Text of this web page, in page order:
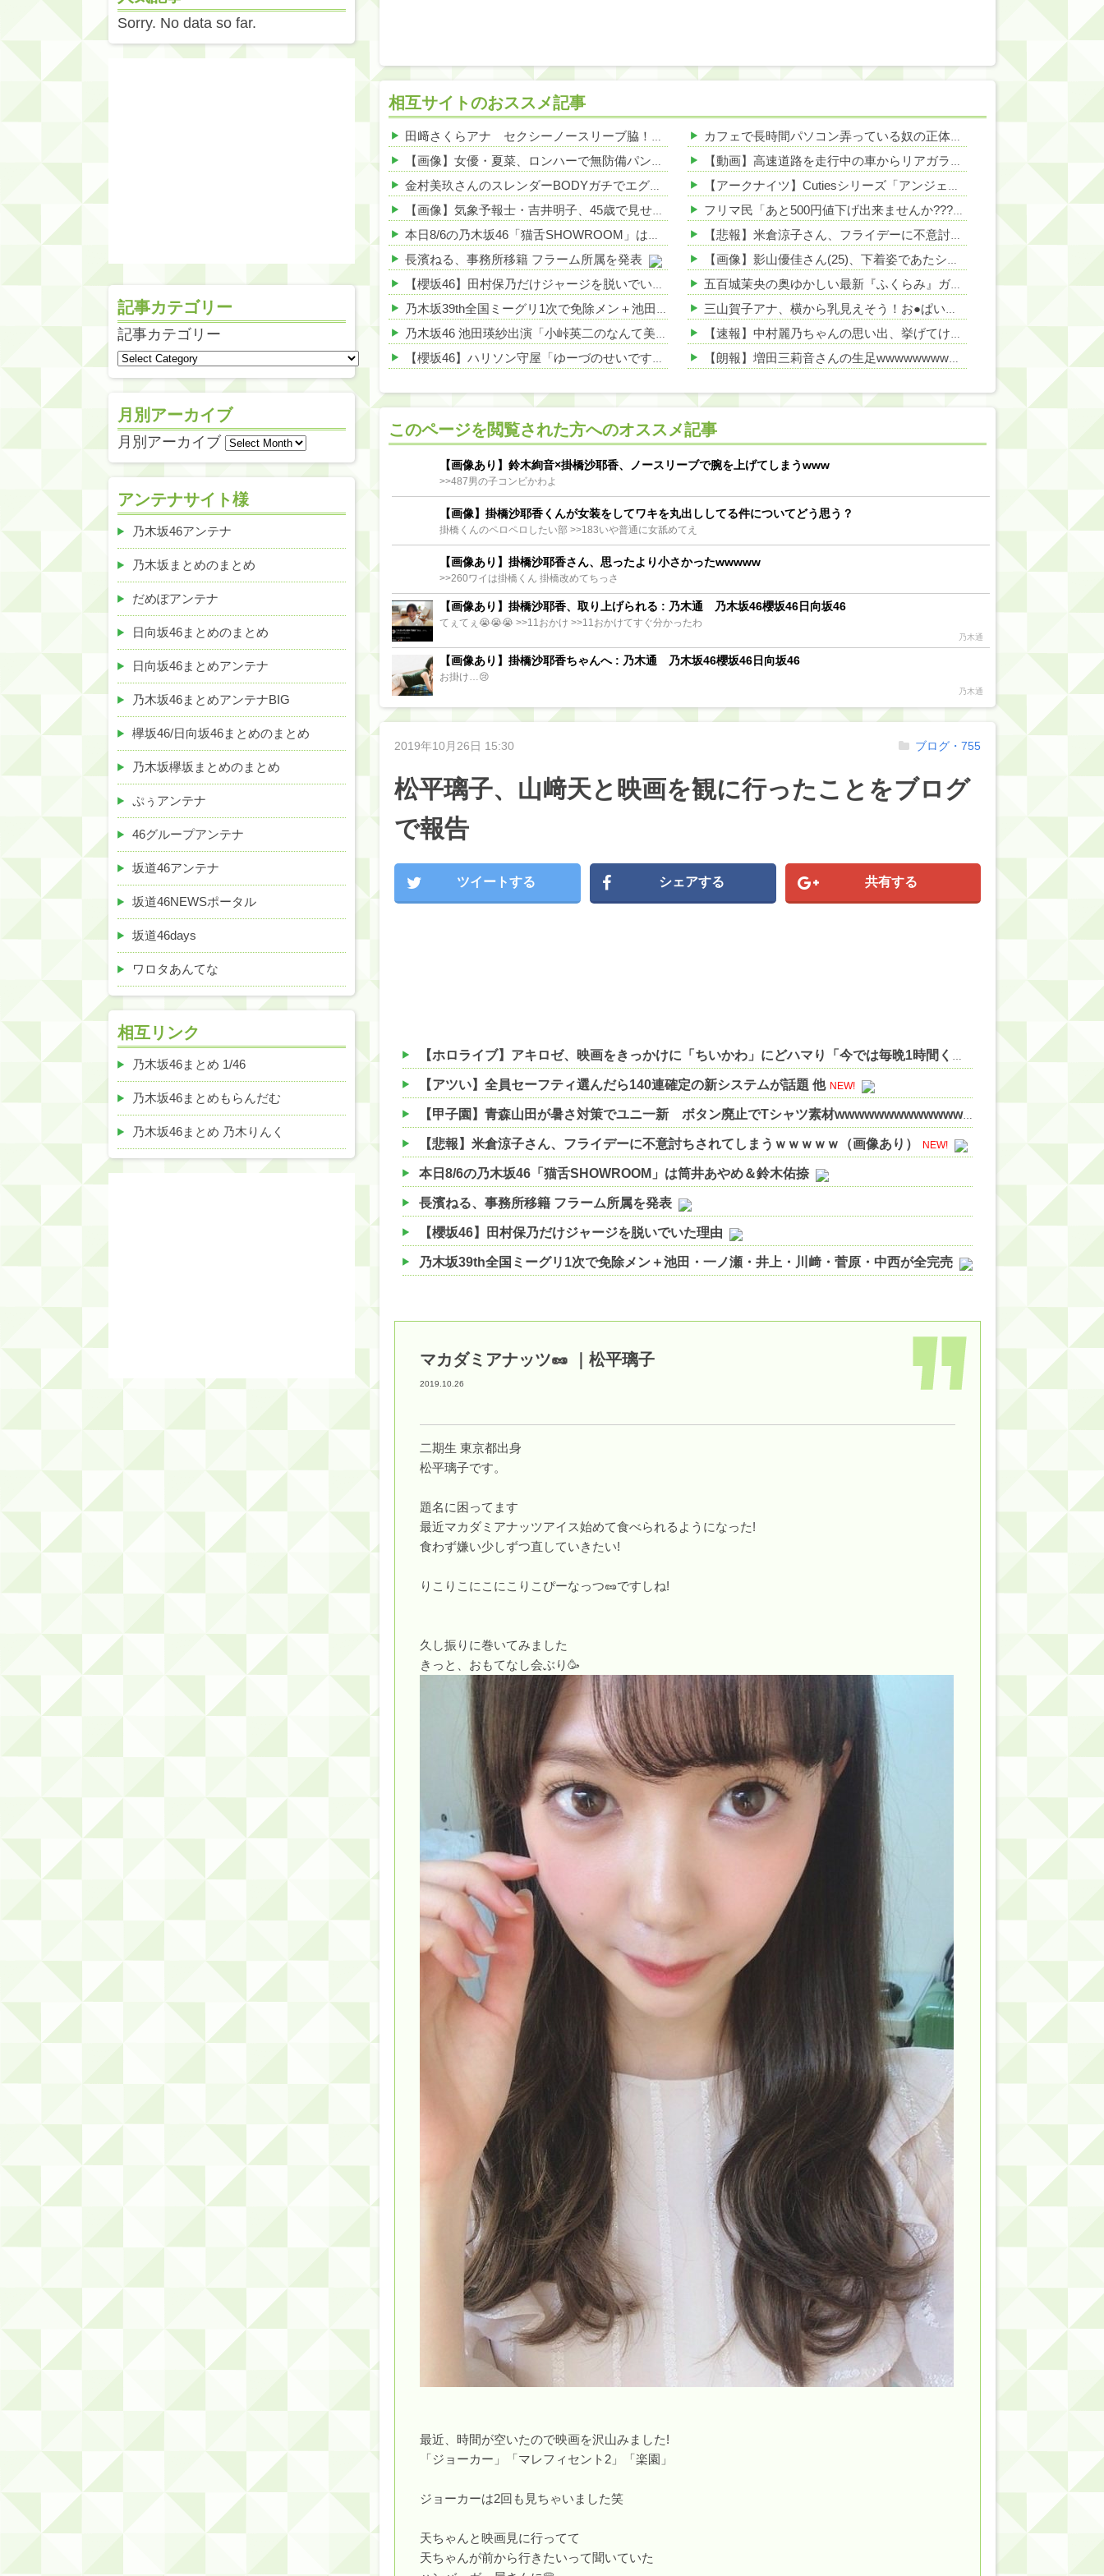
相互サイトのおススメ記事
田﨑さくらアナ セクシーノースリーブ脇！！ 他 NEW!
【画像】女優・夏菜、ロンハーで無防備パンチラ 他 NEW!
金村美玖さんのスレンダーBODYガチでエグいって・・・ガチでエグいって・・・ 他 NEW!
【画像】気象予報士・吉井明子、45歳で見せたビキニ姿がHすぎる 他 NEW!
本日8/6の乃木坂46「猫舌SHOWROOM」は筒井あやめ＆鈴木佑捺
長濱ねる、事務所移籍 フラーム所属を発表
【櫻坂46】田村保乃だけジャージを脱いでいた理由
乃木坂39th全国ミーグリ1次で免除メン＋池田・一ノ瀬・井上・川﨑・菅原・中西が全完売
乃木坂46 池田瑛紗出演「小峠英二のなんて美だ！」テーマ：徳川家康【2025.8.5 24:00〜 TOKYO MX】
【櫻坂46】ハリソン守屋「ゆーづのせいです」【ラヴィット!】
【日向坂46】この月、何かあるのか！？『お願いバッハ！』ミーグリ日程がこちら
Powered by livedoor 相互RSS
カフェで長時間パソコン弄っている奴の正体NEW!
【動画】高速道路を走行中の車からリアガラスが飛んでくる事故(ﾟoﾟ)
【アークナイツ】Cutiesシリーズ「アンジェリーナ」「テキーラ」デフォルメフィギュア【予約開始】
フリマ民「あと500円値下げ出来ませんか????」ワイ「ほ～い購入ｗ」
【悲報】米倉涼子さん、フライデーに不意討ちされてしまうｗｗｗｗｗ（画像あり）
【画像】影山優佳さん(25)、下着姿であたシコが止まらない
五百城茉央の奥ゆかしい最新『ふくらみ』ガチでエグいってwwwwwww
三山賀子アナ、横から乳見えそう！お●ぱい過ぎてボタン弾け飛びそう
【速報】中村麗乃ちゃんの思い出、挙げてけwwwwwwwwwww
【朗報】増田三莉音さんの生足wwwwwwwwwwww
乃木坂46『オリコン上半期SG1位獲得!!』←もうこれ今が全盛期だろwwwwww
Powered by livedoor 相互RSS
このページを閲覧された方へのオススメ記事
【画像あり】鈴木絢音×掛橋沙耶香、ノースリーブで腕を上げてしまうwww
>>487男の子コンビかわよ
【画像】掛橋沙耶香くんが女装をしてワキを丸出ししてる件についてどう思う？
掛橋くんのペロペロしたい部 >>183いや普通に女舐めてえ
【画像あり】掛橋沙耶香さん、思ったより小さかったwwwww
>>260ワイは掛橋くん 掛橋改めてちっさ
【画像あり】掛橋沙耶香、取り上げられる : 乃木通 乃木坂46櫻坂46日向坂46
てぇてぇ😭😭😭 >>11おかけ >>11おかけてすぐ分かったわ
乃木通
【画像あり】掛橋沙耶香ちゃんへ : 乃木通 乃木坂46櫻坂46日向坂46
お掛け…😢
乃木通
2019年10月26日 15:30
松平璃子、山﨑天と映画を観に行ったことをブログ
で報告
ブログ・755
ツイートする シェアする 共有する
【ホロライブ】アキロゼ、映画をきっかけに「ちいかわ」にどハマり「今では毎晩1時間くらい見ながら入眠しています」 他
【アツい】全員セーフティ選んだら140連確定の新システムが話題 他 NEW!
【甲子園】青森山田が暑さ対策でユニ一新 ボタン廃止でTシャツ素材wwwwwwwwwwwwwwwwww 他
【悲報】米倉涼子さん、フライデーに不意討ちされてしまうｗｗｗｗｗ（画像あり） NEW!
本日8/6の乃木坂46「猫舌SHOWROOM」は筒井あやめ＆鈴木佑捺
長濱ねる、事務所移籍 フラーム所属を発表
【櫻坂46】田村保乃だけジャージを脱いでいた理由
乃木坂39th全国ミーグリ1次で免除メン＋池田・一ノ瀬・井上・川﨑・菅原・中西が全完売
【櫻坂46】ミーグリで喧嘩！？山下瞳月、これはマジギレしてる
【日向坂46】この月、何かあるのか！？『お願いバッハ！』ミーグリ日程がこちら
【速報】中村麗乃ちゃんの思い出、挙げてけwwwwwwwwwww
【朗報】増田三莉音さんの生足wwwwwwwwwwww
【川﨑桜】まあ、でも筑駒は断れないだろ？
筒井あやめ、アレをチラリ。こういう偶然の方が官能的だよな？
Powered by livedoor 相互RSS
マカダミアナッツ🥜 ｜松平璃子
2019.10.26
二期生 東京都出身
松平璃子です。
題名に困ってます
最近マカダミアナッツアイス始めて食べられるようになった!
食わず嫌い少しずつ直していきたい!
りこりこにこにこりこぴーなっつ🥜ですしね!
久し振りに巻いてみました
きっと、おもてなし会ぶり🥳
最近、時間が空いたので映画を沢山みました!
「ジョーカー」「マレフィセント2」「楽園」
ジョーカーは2回も見ちゃいました笑
天ちゃんと映画見に行ってて
天ちゃんが前から行きたいって聞いていた
Sorry. No data so far.
記事カテゴリー
記事カテゴリー
月別アーカイブ
月別アーカイブ
アンテナサイト様
乃木坂46アンテナ
乃木坂まとめのまとめ
だめぽアンテナ
日向坂46まとめのまとめ
日向坂46まとめアンテナ
乃木坂46まとめアンテナBIG
欅坂46/日向坂46まとめのまとめ
乃木坂欅坂まとめのまとめ
ぷぅアンテナ
46グループアンテナ
坂道46アンテナ
坂道46NEWSポータル
坂道46days
ワロタあんてな
相互リンク
乃木坂46まとめ 1/46
乃木坂46まとめもらんだむ
乃木坂46まとめ 乃木りんく